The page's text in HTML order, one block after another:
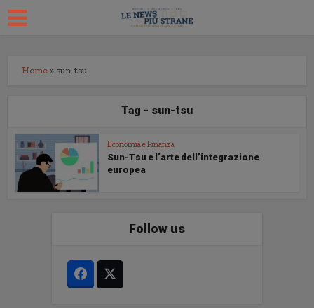
Home » sun-tsu
Tag - sun-tsu
Economia e Finanza
Sun-Tsu e l’arte dell’integrazione
europea
Follow us